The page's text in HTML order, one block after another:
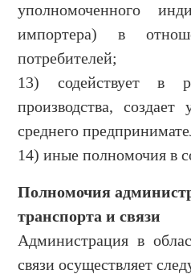
уполномоченного
импортера) в
потребителей;
13) содействует в
производства,
среднего
14) иные полномочия в
Полномочия
транспорта и связи
Администрация в
связи осуществляет